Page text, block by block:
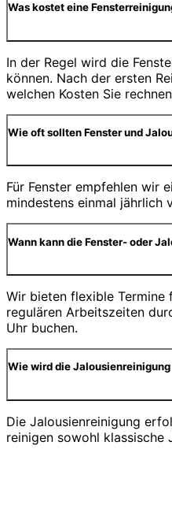
Was kostet eine
In der Regel wird die
können. Nach der ersten
welchen Kosten Sie
Wie oft sollten Fenster und
Für Fenster empfehlen wir
mindestens einmal jährlich
Wann kann die Fenster- oder
Wir bieten flexible Termine
regulären Arbeitszeiten
Uhr buchen.
Wie wird die
Die Jalousienreinigung
reinigen sowohl